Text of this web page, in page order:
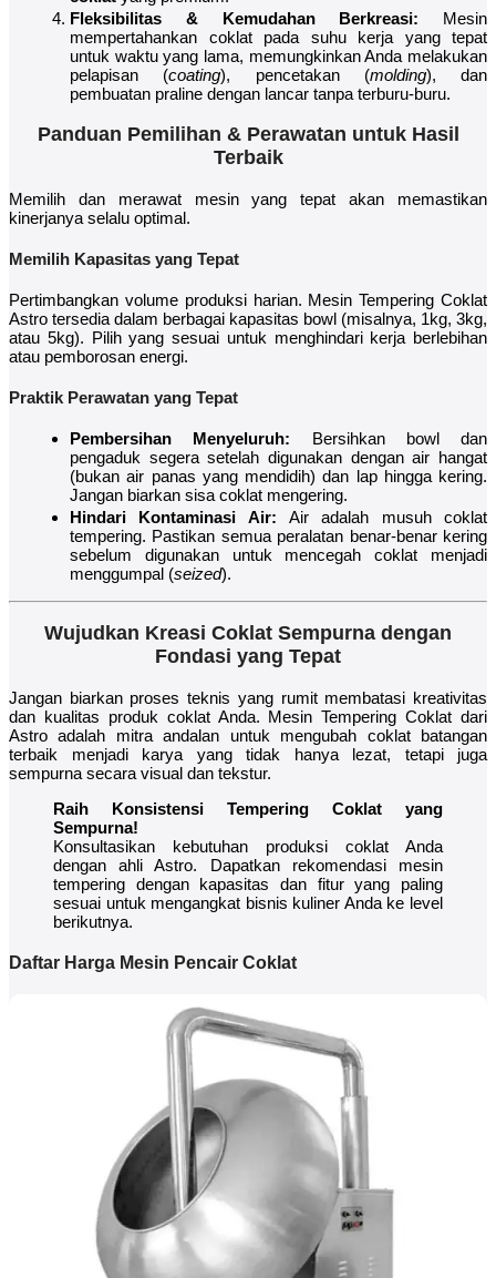
Fleksibilitas & Kemudahan Berkreasi: Mesin
mempertahankan coklat pada suhu kerja yang tepat
untuk waktu yang lama, memungkinkan Anda melakukan
pelapisan (coating), pencetakan (molding), dan
pembuatan praline dengan lancar tanpa terburu-buru.
Panduan Pemilihan & Perawatan untuk Hasil
Terbaik
Memilih dan merawat mesin yang tepat akan memastikan
kinerjanya selalu optimal.
Memilih Kapasitas yang Tepat
Pertimbangkan volume produksi harian. Mesin Tempering Coklat
Astro tersedia dalam berbagai kapasitas bowl (misalnya, 1kg, 3kg,
atau 5kg). Pilih yang sesuai untuk menghindari kerja berlebihan
atau pemborosan energi.
Praktik Perawatan yang Tepat
Pembersihan Menyeluruh: Bersihkan bowl dan
pengaduk segera setelah digunakan dengan air hangat
(bukan air panas yang mendidih) dan lap hingga kering.
Jangan biarkan sisa coklat mengering.
Hindari Kontaminasi Air: Air adalah musuh coklat
tempering. Pastikan semua peralatan benar-benar kering
sebelum digunakan untuk mencegah coklat menjadi
menggumpal (seized).
Wujudkan Kreasi Coklat Sempurna dengan
Fondasi yang Tepat
Jangan biarkan proses teknis yang rumit membatasi kreativitas
dan kualitas produk coklat Anda. Mesin Tempering Coklat dari
Astro adalah mitra andalan untuk mengubah coklat batangan
terbaik menjadi karya yang tidak hanya lezat, tetapi juga
sempurna secara visual dan tekstur.
Raih Konsistensi Tempering Coklat yang
Sempurna!
Konsultasikan kebutuhan produksi coklat Anda
dengan ahli Astro. Dapatkan rekomendasi mesin
tempering dengan kapasitas dan fitur yang paling
sesuai untuk mengangkat bisnis kuliner Anda ke level
berikutnya.
Daftar Harga Mesin Pencair Coklat